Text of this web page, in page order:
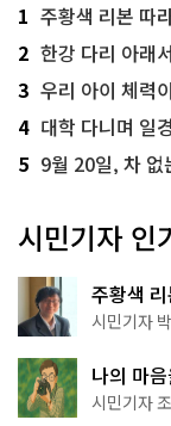
1 주황색 리본 따라
2 한강 다리 아래
3 우리 아이 체력
4 대학 다니며 일
5 9월 20일, 차 없는
시민기자 인
주황색
서울둘레
시민기자
나의 마
상작 공
시민기자